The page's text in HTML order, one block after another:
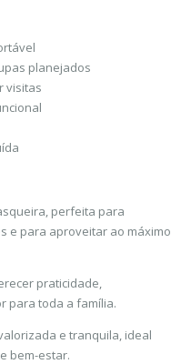
planejados
visitas
perfeita para
e para aproveitar ao máximo
praticidade,
para toda a família.
e tranquila, ideal
bem-estar.